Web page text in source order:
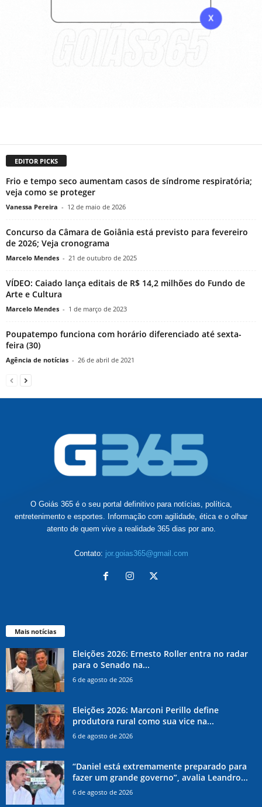
EDITOR PICKS
Frio e tempo seco aumentam casos de síndrome respiratória;
veja como se proteger
Vanessa Pereira - 12 de maio de 2026
Concurso da Câmara de Goiânia está previsto para fevereiro
de 2026; Veja cronograma
Marcelo Mendes - 21 de outubro de 2025
VÍDEO: Caiado lança editais de R$ 14,2 milhões do Fundo de
Arte e Cultura
Marcelo Mendes - 1 de março de 2023
Poupatempo funciona com horário diferenciado até sexta-
feira (30)
Agência de notícias - 26 de abril de 2021
O Goiás 365 é o seu portal definitivo para notícias, política,
entretenimento e esportes. Informação com agilidade, ética e o olhar
atento de quem vive a realidade 365 dias por ano.
Contato: jor.goias365@gmail.com
Mais notícias
Eleições 2026: Ernesto Roller entra no radar
para o Senado na...
6 de agosto de 2026
Eleições 2026: Marconi Perillo define
produtora rural como sua vice na...
6 de agosto de 2026
“Daniel está extremamente preparado para
fazer um grande governo”, avalia Leandro...
6 de agosto de 2026